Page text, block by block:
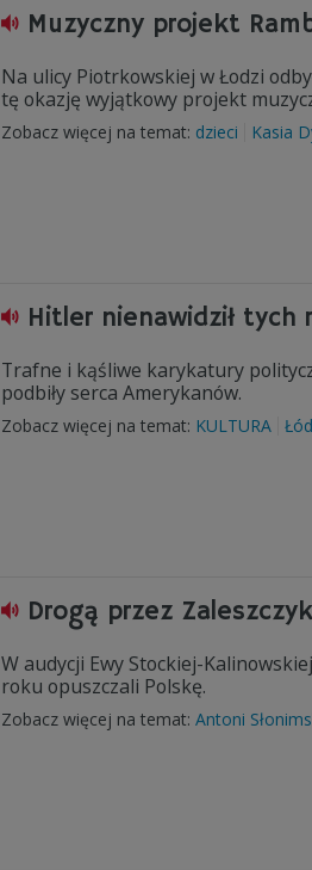
Muzyczny projekt
Na ulicy Piotrkowskiej w Łodzi
tę okazję wyjątkowy projekt
Zobacz więcej na temat: dzieci Kasia
Hitler nienawidził tych
Trafne i kąśliwe karykatury
podbiły serca Amerykanów.
Zobacz więcej na temat: KULTURA
Drogą przez
W audycji Ewy Stockiej-
roku opuszczali Polskę.
Zobacz więcej na temat: Antoni